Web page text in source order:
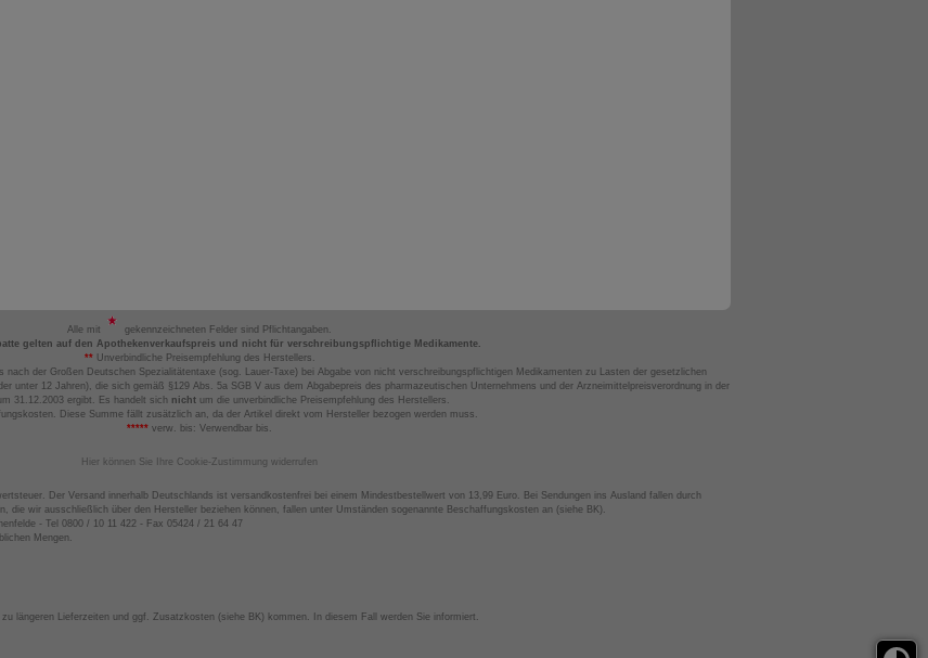
Alle mit
gekennzeichneten Felder sind Pflichtangaben.
gelten auf den Apothekenverkaufspreis und nicht für verschreibungspflichtige Medikamente.
**Unverbindliche Preisempfehlung des Herstellers.
nach der Großen Deutschen Spezialitätentaxe (sog. Lauer-Taxe) bei Abgabe von nicht verschreibungspflichtigen Medikamenten zu Lasten der gesetzlichen
unter 12 Jahren), die sich gemäß §129 Abs. 5a SGB V aus dem Abgabepreis des pharmazeutischen Unternehmens und der Arzneimittelpreisverordnung in der
31.12.2003 ergibt. Es handelt sich nicht um die unverbindliche Preisempfehlung des Herstellers.
Diese Summe fällt zusätzlich an, da der Artikel direkt vom Hersteller bezogen werden muss.
***** verw. bis: Verwendbar bis.
Hier können Sie Ihre Cookie-Zustimmung widerrufen
Der Versand innerhalb Deutschlands ist versandkostenfrei bei einem Mindestbestellwert von 13,99 Euro. Bei Sendungen ins Ausland fallen durch
die wir ausschließlich über den Hersteller beziehen können, fallen unter Umständen sogenannte Beschaffungskosten an (siehe BK).
- Tel 0800 / 10 11 422 - Fax 05424 / 21 64 47
Mengen.
längeren Lieferzeiten und ggf. Zusatzkosten (siehe BK) kommen. In diesem Fall werden Sie informiert.